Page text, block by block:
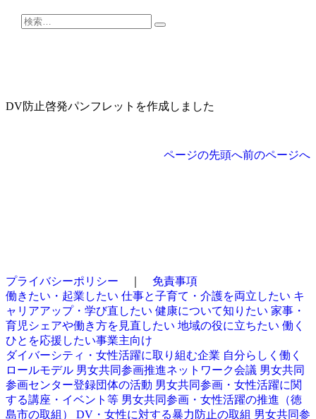
検
検
DV防止啓発パンフレットを作成しました
ページの先頭へ前のページへ
プライバシーポリシー
免責事項
働きたい・起業したい 仕事と子育て・介護を両立したい キ
ャリアアップ・学び直したい 健康について知りたい 家事・
育児シェアや働き方を見直したい 地域の役に立ちたい 働く
ひとを応援したい事業主向け
ダイバーシティ・女性活躍に取り組む企業 自分らしく働く
ロールモデル 男女共同参画推進ネットワーク会議 男女共同
参画センター登録団体の活動 男女共同参画・女性活躍に関
する講座・イベント等 男女共同参画・女性活躍の推進（徳
島市の取組）
DV・女性に対する暴力防止の取組 男女共同参